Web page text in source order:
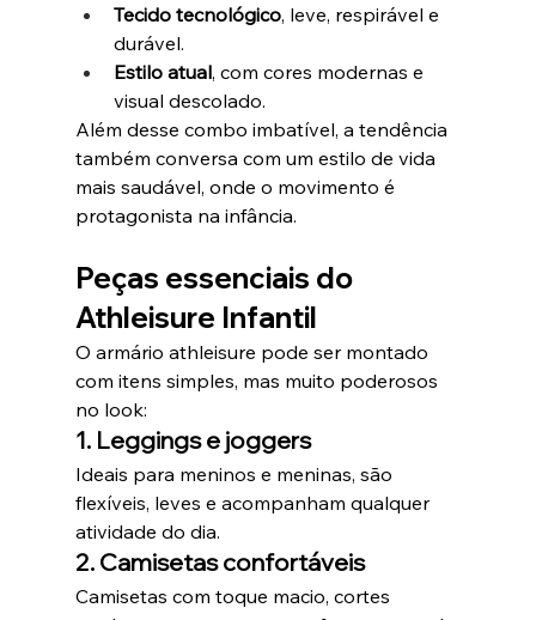
Tecido tecnológico, leve, respirável e
durável.
Estilo atual, com cores modernas e
visual descolado.
Além desse combo imbatível, a tendência
também conversa com um estilo de vida
mais saudável, onde o movimento é
protagonista na infância.
Peças essenciais do
Athleisure Infantil
O armário athleisure pode ser montado
com itens simples, mas muito poderosos
no look:
1. Leggings e joggers
Ideais para meninos e meninas, são
flexíveis, leves e acompanham qualquer
atividade do dia.
2. Camisetas confortáveis
Camisetas com toque macio, cortes